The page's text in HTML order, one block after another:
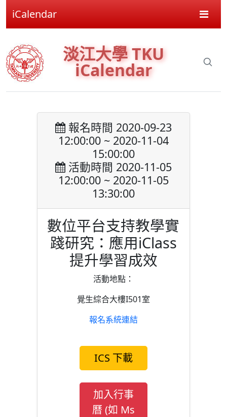
iCalendar
淡江大學 TKU
iCalendar
報名時間 2020-09-23
12:00:00 ~ 2020-11-04
15:00:00
活動時間 2020-11-05
12:00:00 ~ 2020-11-05
13:30:00
數位平台支持教學實
踐研究：應用iClass
提升學習成效
活動地點：
覺生綜合大樓I501室
報名系統連結
ICS 下載
加入行事
曆 (如 Ms